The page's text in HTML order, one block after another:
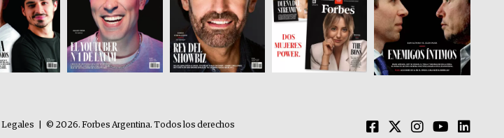
Legales
© 2026. Forbes Argentina. Todos los derechos